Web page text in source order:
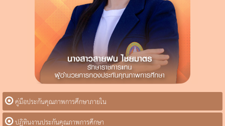
คู่มือประกันคุณภาพการศึกษาภายใน
ปฏิทินงานประกันคุณภาพการศึกษา